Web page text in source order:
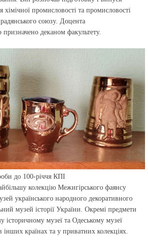
хімічної промисловості та промисловості
радянського союзу. Доцента
деканом факультету.
до 100-річчя КПІ
колекцію Межигірського фаянсу
українського народного декоративного
музей історії України. Окремі предмети
історичному музеї та Одеському музеї
інших країнах та у приватних колекціях.